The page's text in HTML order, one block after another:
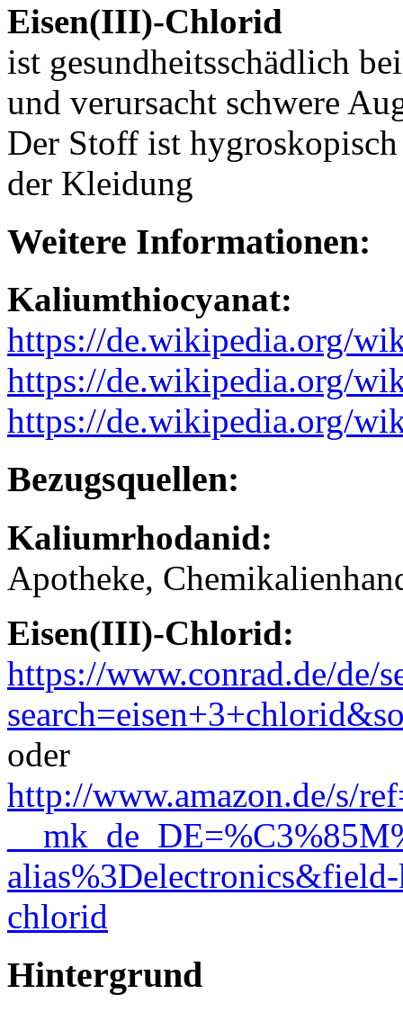
Eisen(III)-Chlorid
ist gesundheitsschädlich
und verursacht schwere
Der Stoff ist
der Kleidung
Weitere Informationen:
Kaliumthiocyanat:
https://de.wikipedia.org/
https://de.wikipedia.org/
https://de.wikipedia.org/
Bezugsquellen:
Kaliumrhodanid:
Apotheke,
Eisen(III)-Chlorid:
https://www.conrad.de/de/
oder
http://www.amazon.de/s/
chlorid
Hintergrund